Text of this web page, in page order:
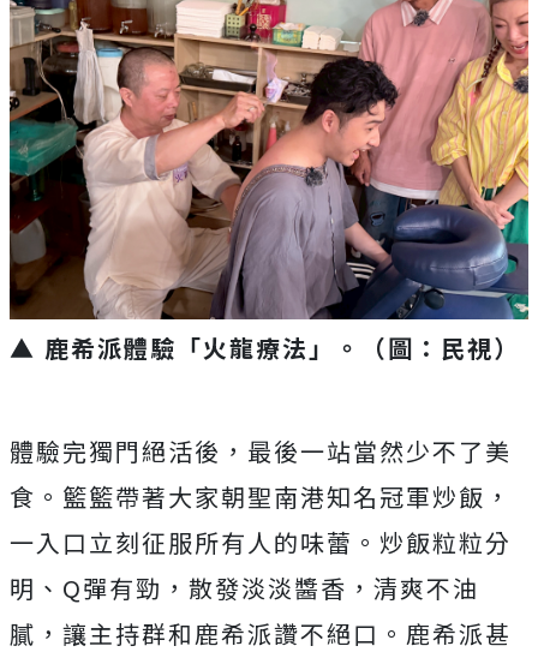
▲ 鹿希派體驗「火龍療法」。（圖：民視）
體驗完獨門絕活後，最後一站當然少不了美
食。籃籃帶著大家朝聖南港知名冠軍炒飯，
一入口立刻征服所有人的味蕾。炒飯粒粒分
明、Q彈有勁，散發淡淡醬香，清爽不油
膩，讓主持群和鹿希派讚不絕口。鹿希派甚